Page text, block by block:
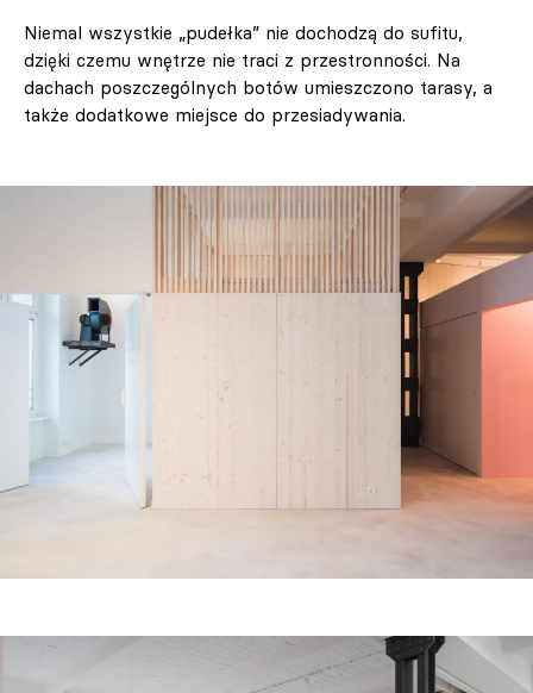
Niemal wszystkie „pudełka” nie dochodzą do sufitu,
dzięki czemu wnętrze nie traci z przestronności. Na
dachach poszczególnych botów umieszczono tarasy, a
także dodatkowe miejsce do przesiadywania.